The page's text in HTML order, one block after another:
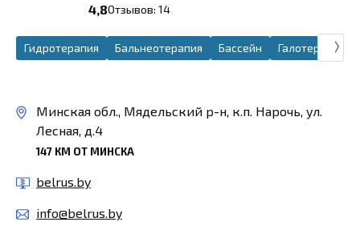
4,8Отзывов: 14
Гидротерапия Бальнеотерапия Бассейн Галотерапия
Минская обл., Мядельский р-н, к.п. Нарочь, ул.
Лесная, д.4
147 КМ ОТ МИНСКА
belrus.by
info@belrus.by